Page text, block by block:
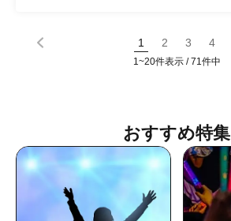
1 2 3 4
1~20件表示 / 71件中
おすすめ特集